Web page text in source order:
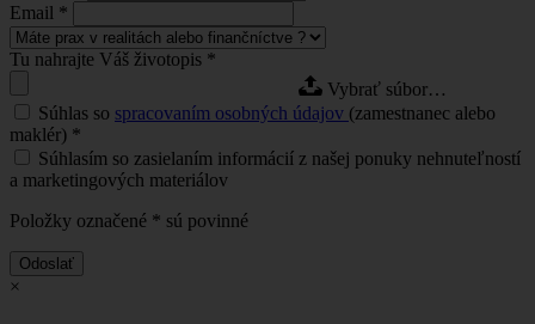
Email *
Tu nahrajte Váš životopis *
Vybrať súbor…
Súhlas so spracovaním osobných údajov (zamestnanec alebo
maklér) *
Súhlasím so zasielaním informácií z našej ponuky nehnuteľností
a marketingových materiálov
Položky označené * sú povinné
Odoslať
×